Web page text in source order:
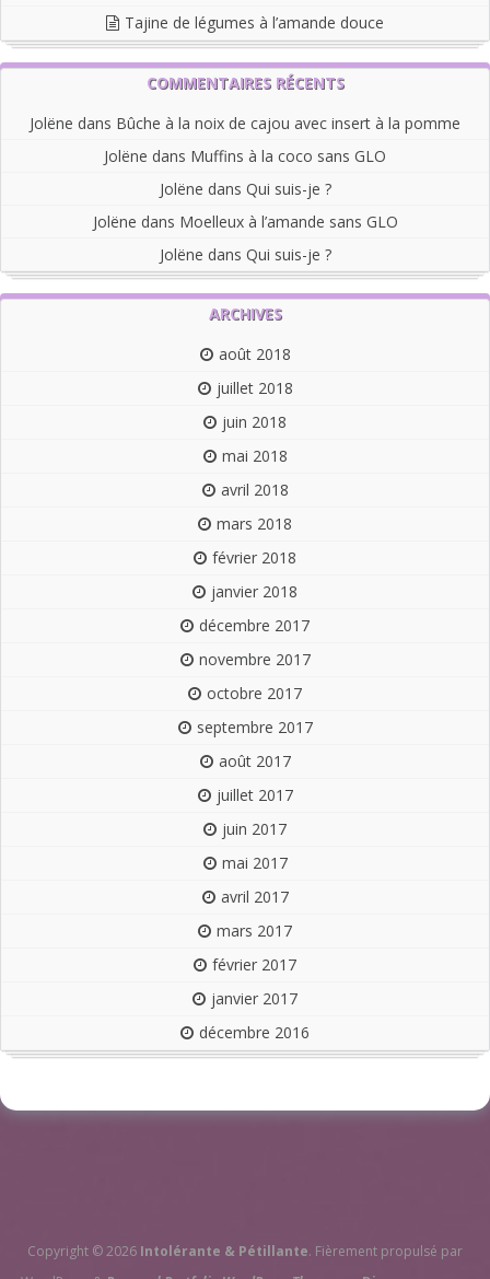
Tajine de légumes à l’amande douce
COMMENTAIRES RÉCENTS
Jolëne dans Bûche à la noix de cajou avec insert à la pomme
Jolëne dans Muffins à la coco sans GLO
Jolëne dans Qui suis-je ?
Jolëne dans Moelleux à l’amande sans GLO
Jolëne dans Qui suis-je ?
ARCHIVES
août 2018
juillet 2018
juin 2018
mai 2018
avril 2018
mars 2018
février 2018
janvier 2018
décembre 2017
novembre 2017
octobre 2017
septembre 2017
août 2017
juillet 2017
juin 2017
mai 2017
avril 2017
mars 2017
février 2017
janvier 2017
décembre 2016
Copyright © 2026 Intolérante & Pétillante. Fièrement propulsé par